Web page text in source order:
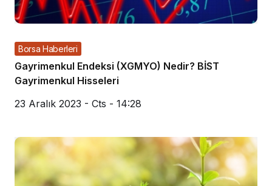
Borsa Haberleri
Gayrimenkul Endeksi (XGMYO) Nedir? BİST
Gayrimenkul Hisseleri
23 Aralık 2023 - Cts - 14:28